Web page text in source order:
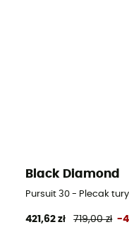
Black Diamond
Pursuit 30 - Plecak
421,62 zł 719,00 zł -